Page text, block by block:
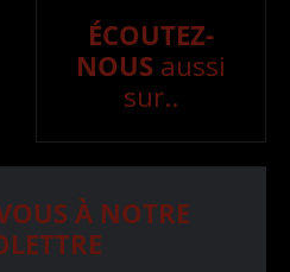
ÉCOUTEZ-
NOUS aussi
sur..
À NOTRE